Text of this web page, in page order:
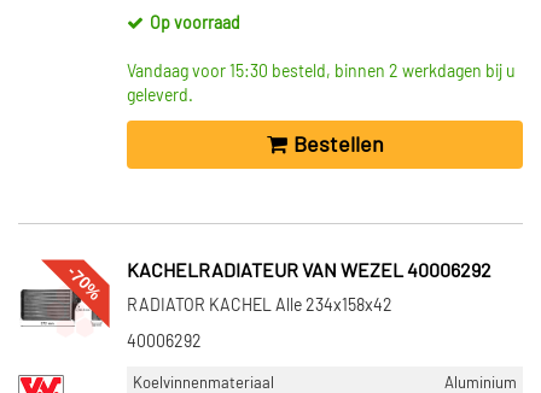
Op voorraad
Vandaag voor 15:30 besteld, binnen 2 werkdagen bij u
geleverd.
Bestellen
-70% KACHELRADIATEUR VAN WEZEL 40006292
RADIATOR KACHEL Alle 234x158x42
40006292
Koelvinnenmateriaal
Aluminium